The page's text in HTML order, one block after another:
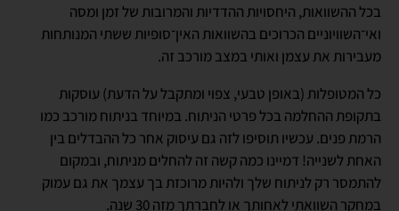
בכל ההשוואות, היחסויות ההדדיות והמרובות של זמן ומסה
ואי־השוויוניים הכרוכים בהשוואות האין־סופיות ששתי המנותחות
מעבירות את עצמן ואותי במצב מורכב זה.
כל המטופלות (באופן טבעי, צפוי ומתקבל על הדעת) עוסקות
בתקופת ההחלמה בכל פרטי הניתוח. במיוחד בניתוח מורכב כמו
הרמת פנים. עכשיו תוסיפו לזה גם עיסוק אחר כל ההבדלים בין
האחת לשנייה! דמיינו כמה קשה זה להחלים מניתוח, ובמקום
להתמסר רק לניתוח שלך ולהיות מרוכזת בך עצמך את גם עמוק
במחקר השוואתי לאחותך או לחברתך מזה 30 שנה.